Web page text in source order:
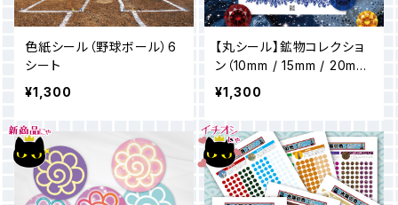
色紙シール（野球ボール）6
シート
¥1,300
【丸シール】鉱物コレクショ
ン（10mm / 15mm / 20m
m）
¥1,300